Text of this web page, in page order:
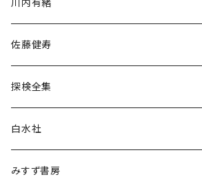
民族・風習
言語・ことば
川内有緒
佐藤健寿
探検全集
白水社
みすず書房